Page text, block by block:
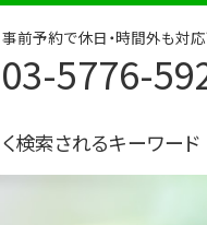
前予約で休日・時間外も対
03-5776-
検索されるキーワード